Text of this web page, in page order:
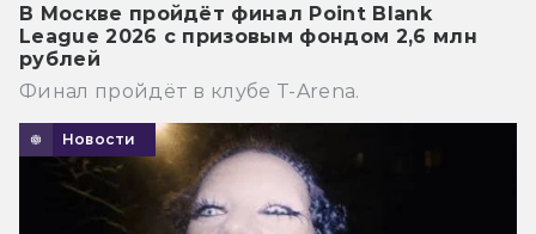
В Москве пройдёт финал Point Blank
League 2026 с призовым фондом 2,6 млн
рублей
Финал пройдёт в клубе T-Arena.
Новости